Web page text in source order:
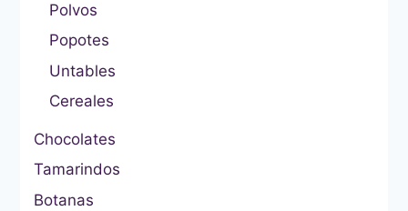
Polvos
Popotes
Untables
Cereales
Chocolates
Tamarindos
Botanas